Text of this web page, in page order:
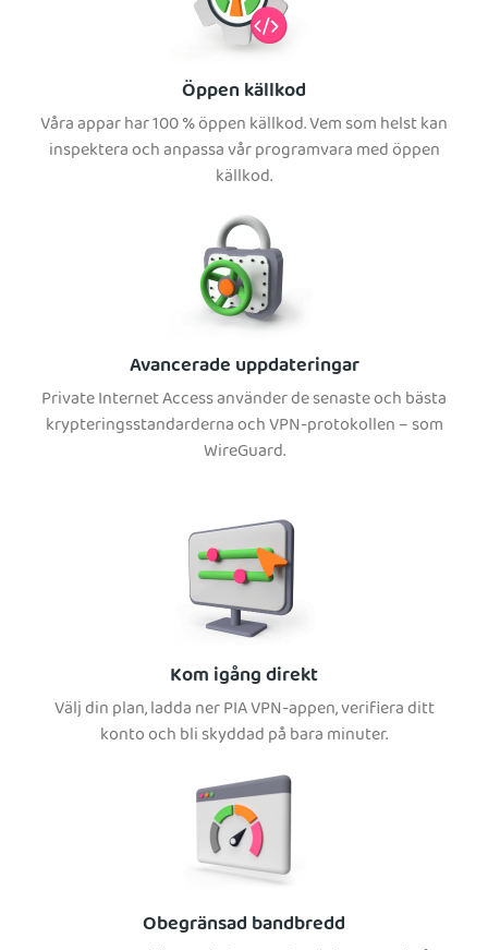
Öppen källkod
Våra appar har 100 % öppen källkod. Vem som helst kan
inspektera och anpassa vår programvara med öppen
källkod.
Avancerade uppdateringar
Private Internet Access använder de senaste och bästa
krypteringsstandarderna och VPN-protokollen – som
WireGuard.
Kom igång direkt
Välj din plan, ladda ner PIA VPN-appen, verifiera ditt
konto och bli skyddad på bara minuter.
Obegränsad bandbredd